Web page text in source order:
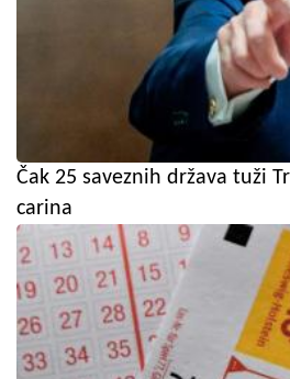
Čak 25 saveznih država tuži
carina